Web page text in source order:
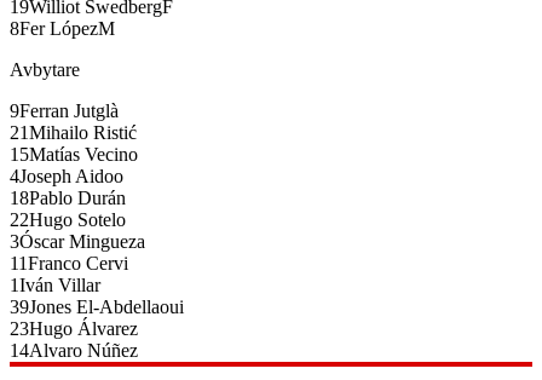
19Williot SwedbergF
8Fer LópezM
Avbytare
9Ferran Jutglà
21Mihailo Ristić
15Matías Vecino
4Joseph Aidoo
18Pablo Durán
22Hugo Sotelo
3Óscar Mingueza
11Franco Cervi
1Iván Villar
39Jones El-Abdellaoui
23Hugo Álvarez
14Alvaro Núñez